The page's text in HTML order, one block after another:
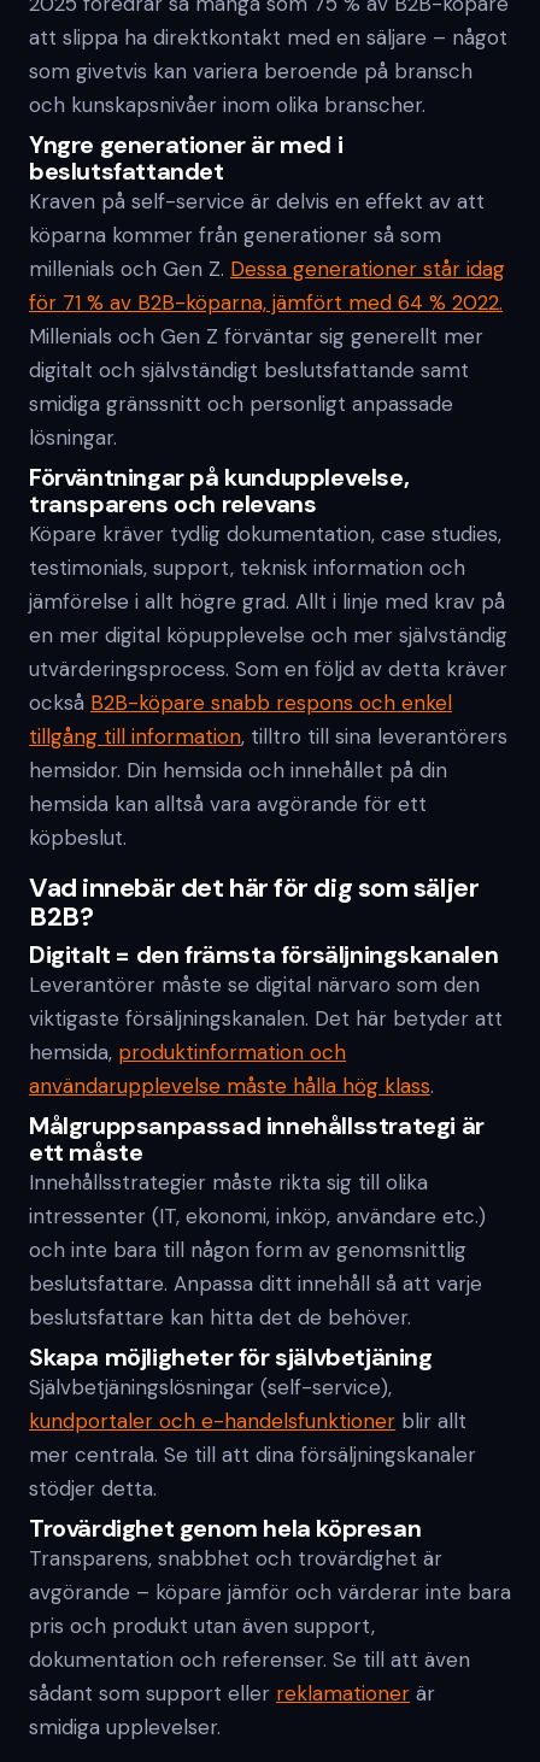
att slippa ha direktkontakt med en säljare – något
som givetvis kan variera beroende på bransch
och kunskapsnivåer inom olika branscher.
Yngre generationer är med i
beslutsfattandet
Kraven på self-service är delvis en effekt av att
köparna kommer från generationer så som
millenials och Gen Z. Dessa generationer står idag
för 71 % av B2B-köparna, jämfört med 64 % 2022.
Millenials och Gen Z förväntar sig generellt mer
digitalt och självständigt beslutsfattande samt
smidiga gränssnitt och personligt anpassade
lösningar.
Förväntningar på kundupplevelse,
transparens och relevans
Köpare kräver tydlig dokumentation, case studies,
testimonials, support, teknisk information och
jämförelse i allt högre grad. Allt i linje med krav på
en mer digital köpupplevelse och mer självständig
utvärderingsprocess. Som en följd av detta kräver
också B2B-köpare snabb respons och enkel
tillgång till information, tilltro till sina leverantörers
hemsidor. Din hemsida och innehållet på din
hemsida kan alltså vara avgörande för ett
köpbeslut.
Vad innebär det här för dig som säljer
B2B?
Digitalt = den främsta försäljningskanalen
Leverantörer måste se digital närvaro som den
viktigaste försäljningskanalen. Det här betyder att
hemsida, produktinformation och
användarupplevelse måste hålla hög klass.
Målgruppsanpassad innehållsstrategi är
ett måste
Innehållsstrategier måste rikta sig till olika
intressenter (IT, ekonomi, inköp, användare etc.)
och inte bara till någon form av genomsnittlig
beslutsfattare. Anpassa ditt innehåll så att varje
beslutsfattare kan hitta det de behöver.
Skapa möjligheter för självbetjäning
Självbetjäningslösningar (self-service),
kundportaler och e-handelsfunktioner blir allt
mer centrala. Se till att dina försäljningskanaler
stödjer detta.
Trovärdighet genom hela köpresan
Transparens, snabbhet och trovärdighet är
avgörande – köpare jämför och värderar inte bara
pris och produkt utan även support,
dokumentation och referenser. Se till att även
sådant som support eller reklamationer är
smidiga upplevelser.